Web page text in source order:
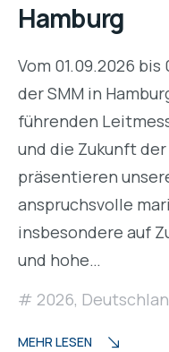
Hamburg
Vom 01.09.2026
der SMM in
führenden
und die Zukunft
präsentieren
anspruchsvolle
insbesondere auf
und hohe…
2026,
MEHR LESEN